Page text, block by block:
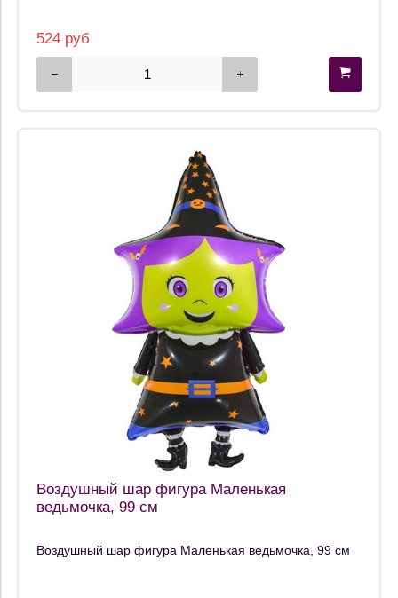
524 руб
Воздушный шар фигура Маленькая
ведьмочка, 99 см
Воздушный шар фигура Маленькая ведьмочка, 99 см